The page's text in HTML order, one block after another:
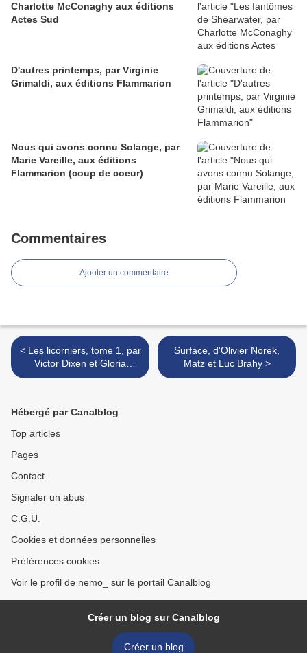
Charlotte McConaghy aux éditions
Actes Sud
D'autres printemps, par Virginie
Grimaldi, aux éditions Flammarion
Nous qui avons connu Solange, par
Marie Vareille, aux éditions
Flammarion (coup de coeur)
Commentaires
Ajouter un commentaire
< Les licorniers, tome 1, par
Victor Dixen et Gloria
Marino
Surface, d'Olivier Norek,
Matz et Luc Brahy >
Hébergé par Canalblog
Top articles
Pages
Contact
Signaler un abus
C.G.U.
Cookies et données personnelles
Préférences cookies
Voir le profil de nemo_ sur le portail Canalblog
Créer un blog sur Canalblog
Créer un blog